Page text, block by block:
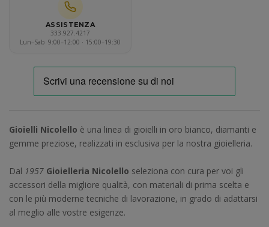
ASSISTENZA
333.927.4217
Lun–Sab 9:00–12:00 · 15:00–19:30
Gioielli Nicolello è una linea di gioielli in oro bianco, diamanti e
gemme preziose, realizzati in esclusiva per la nostra gioielleria.
Dal 1957 Gioielleria Nicolello seleziona con cura per voi gli
accessori della migliore qualità, con materiali di prima scelta e
con le più moderne tecniche di lavorazione, in grado di adattarsi
al meglio alle vostre esigenze.